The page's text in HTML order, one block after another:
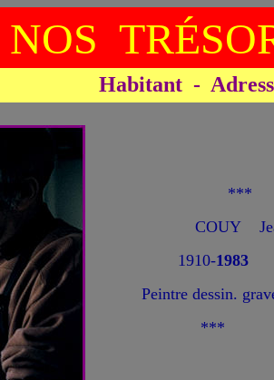
NOS
Habitant -
***
COUY
1910-1983
Peintre dessin.
***